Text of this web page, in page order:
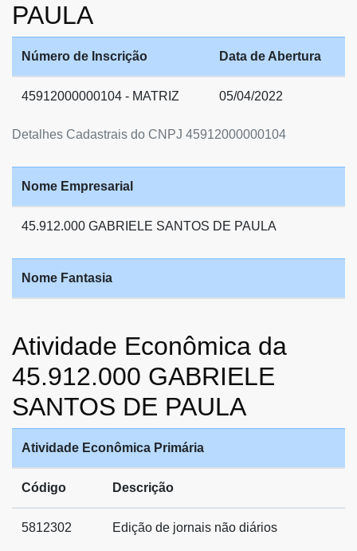
PAULA
Detalhes Cadastrais do CNPJ 45912000000104
Número de Inscrição Data de Abertura
45912000000104 - MATRIZ 05/04/2022
Nome Empresarial
45.912.000 GABRIELE SANTOS DE PAULA
Nome Fantasia
Atividade Econômica da
45.912.000 GABRIELE
SANTOS DE PAULA
Atividade Econômica Primária
Código Descrição
5812302 Edição de jornais não diários